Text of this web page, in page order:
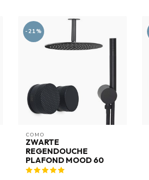
-21%
COMO
ZWARTE
REGENDOUCHE
PLAFOND MOOD 60